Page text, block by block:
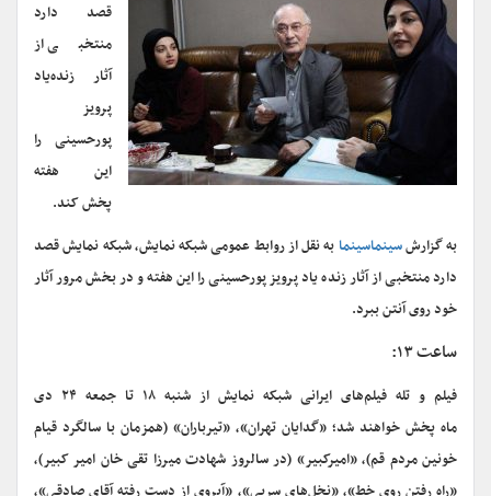
قصد دارد
منتخبی از
آثار زنده‌یاد
پرویز
پورحسینی را
این هفته
پخش کند.
به گزارشسینماسینمابه نقل از روابط عمومی شبکه نمایش، شبکه نمایش قصد
دارد منتخبی از آثار زنده یاد پرویز پورحسینی را این هفته و در بخش مرور آثار
خود روی آنتن ببرد.
ساعت ۱۳:
فیلم و تله فیلم‌های ایرانی شبکه نمایش از شنبه ۱۸ تا جمعه ۲۴ دی
ماه پخش خواهند شد؛ «گدایان تهران»، «تیرباران» (همزمان با سالگرد قیام
خونین مردم قم)، «امیرکبیر» (در سالروز شهادت میرزا تقی خان امیر کبیر)،